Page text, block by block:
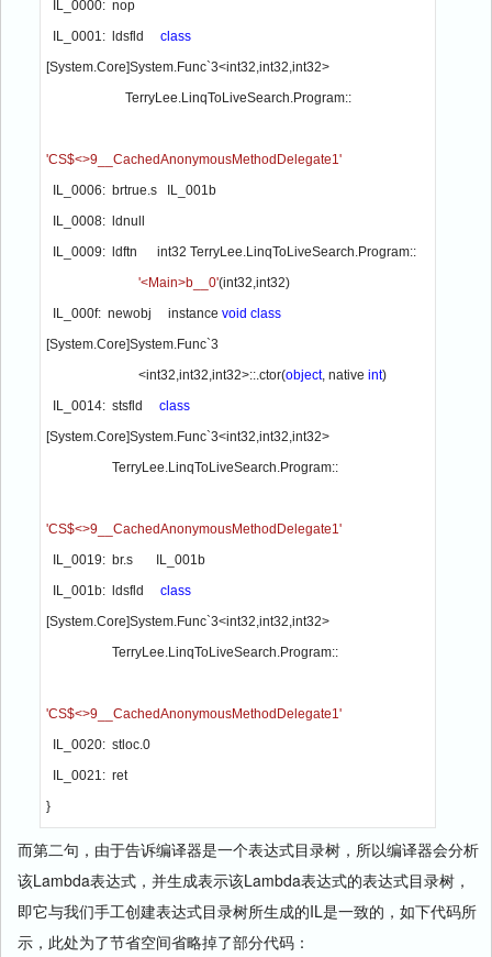
  IL_0001:  ldsfld
[System.Core]System.Func`3<int32,int32,int32>
                        TerryLee.LinqToLiveSearch.Program::
'CS$<>9__CachedAnonymousMethodDelegate1'
IL_0006:  brtrue.s   IL_001b
  IL_0009:  ldftn      int32 TerryLee.LinqToLiveSearch.Program::
'<Main>b__0'(int32,int32)
  IL_000f:  newobj     instance
[System.Core]System.Func`3
                            <int32,int32,int32>::.ctor(
object, native int)
  IL_0014:  stsfld
[System.Core]System.Func`3<int32,int32,int32>
                    TerryLee.LinqToLiveSearch.Program::
'CS$<>9__CachedAnonymousMethodDelegate1'
IL_0019:  br.s       IL_001b
  IL_001b:  ldsfld
[System.Core]System.Func`3<int32,int32,int32>
                    TerryLee.LinqToLiveSearch.Program::
'CS$<>9__CachedAnonymousMethodDelegate1'
IL_0020:  stloc.0
}
而第二句，由于告诉编译器是一个表达式目录树，所以编译器会分析
该Lambda表达式，并生成表示该Lambda表达式的表达式目录树，
即它与我们手工创建表达式目录树所生成的IL是一致的，如下代码所
示，此处为了节省空间省略掉了部分代码：